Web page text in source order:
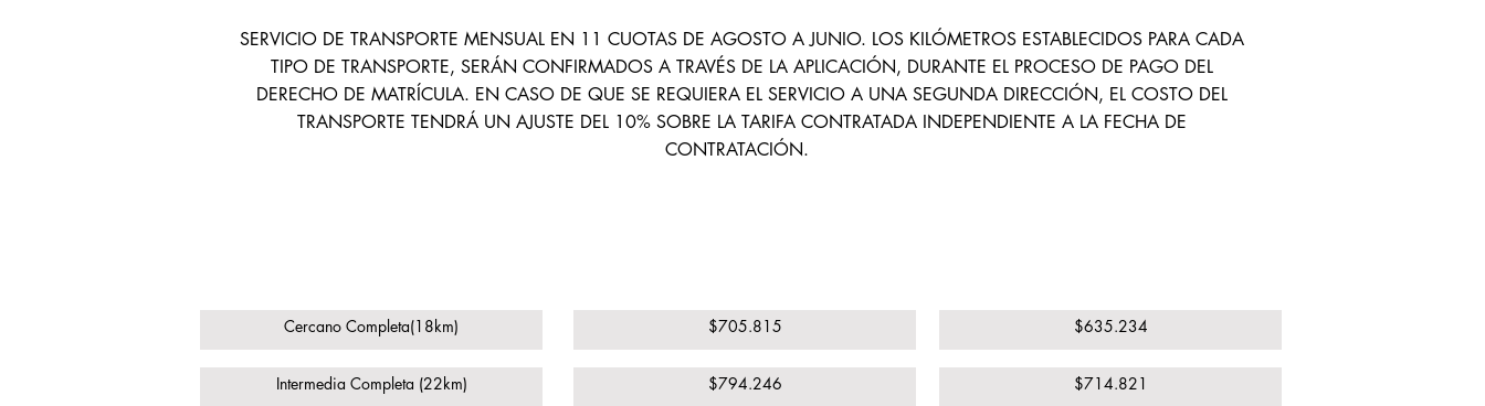
SERVICIO DE TRANSPORTE MENSUAL EN 11 CUOTAS DE AGOSTO A JUNIO. LOS KILÓMETROS ESTABLECIDOS PARA CADA
TIPO DE TRANSPORTE, SERÁN CONFIRMADOS A TRAVÉS DE LA APLICACIÓN, DURANTE EL PROCESO DE PAGO DEL
DERECHO DE MATRÍCULA. EN CASO DE QUE SE REQUIERA EL SERVICIO A UNA SEGUNDA DIRECCIÓN, EL COSTO DEL
TRANSPORTE TENDRÁ UN AJUSTE DEL 10% SOBRE LA TARIFA CONTRATADA INDEPENDIENTE A LA FECHA DE
CONTRATACIÓN.
Cercano Completa(18km)
Intermedia Completa (22km)
$705.815
$794.246
$635.234
$714.821